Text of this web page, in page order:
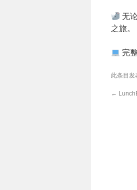
无
之旅。
完
此条目发
←